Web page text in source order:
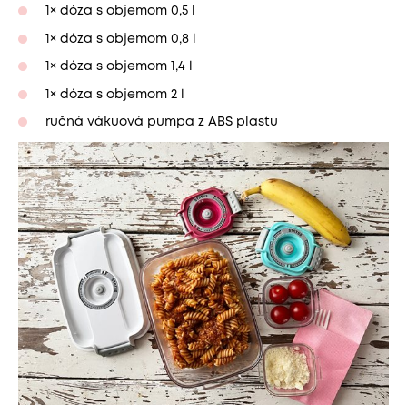
1× dóza s objemom 0,5 l
1× dóza s objemom 0,8 l
1× dóza s objemom 1,4 l
1× dóza s objemom 2 l
ručná vákuová pumpa z ABS plastu